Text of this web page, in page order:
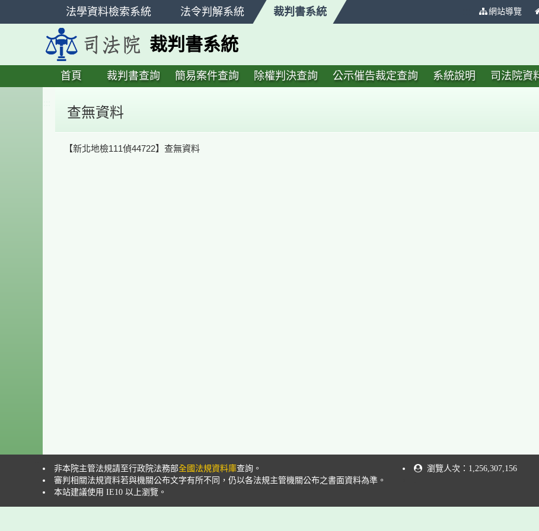
法學資料檢索系統 法令判解系統 裁判書系統 網站導覽
裁判書系統
首頁 裁判書查詢 簡易案件查詢 除權判決查詢 公示催告裁定查詢 系統說明 司法院資
查無資料
【新北地檢111偵44722】查無資料
非本院主管法規請至行政院法務部全國法規資料庫查詢。
審判相關法規資料若與機關公布文字有所不同，仍以各法規主管機關公布之書面資料為準。
本站建議使用 IE10 以上瀏覽。
瀏覽人次：1,256,307,156